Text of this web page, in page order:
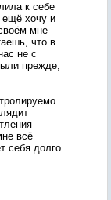
к себе
ещё хочу и
мне
что в
не с
прежде,
всё
себя долго